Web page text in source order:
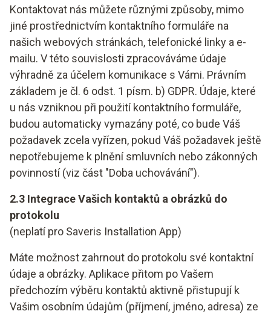
Kontaktovat nás můžete různými způsoby, mimo
jiné prostřednictvím kontaktního formuláře na
našich webových stránkách, telefonické linky a e-
mailu. V této souvislosti zpracováváme údaje
výhradně za účelem komunikace s Vámi. Právním
základem je čl. 6 odst. 1 písm. b) GDPR. Údaje, které
u nás vzniknou při použití kontaktního formuláře,
budou automaticky vymazány poté, co bude Váš
požadavek zcela vyřízen, pokud Váš požadavek ještě
nepotřebujeme k plnění smluvních nebo zákonných
povinností (viz část "Doba uchovávání").
2.3 Integrace Vašich kontaktů a obrázků do
protokolu
(neplatí pro Saveris Installation App)
Máte možnost zahrnout do protokolu své kontaktní
údaje a obrázky. Aplikace přitom po Vašem
předchozím výběru kontaktů aktivně přistupují k
Vašim osobním údajům (příjmení, jméno, adresa) ze